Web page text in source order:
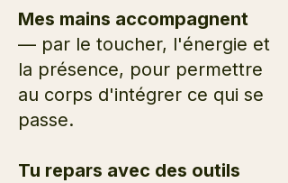
Mes mains accompagnent
— par le toucher, l'énergie et
la présence, pour permettre
au corps d'intégrer ce qui se
passe.
Tu repars avec des outils